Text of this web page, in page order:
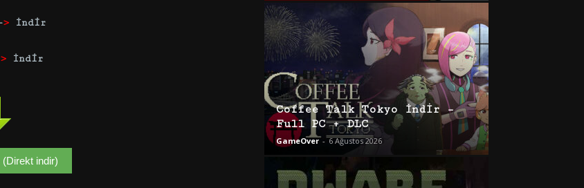
>İndir
>İndir
indir)
Coffee Talk Tokyo İndir –
Full PC + DLC
GameOver - 6 Ağustos 2026